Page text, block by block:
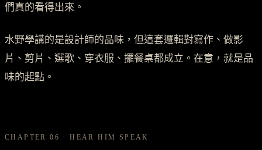
們真的看得出來。
水野學講的是設計師的品味，但這套邏輯對寫作、做影
片、剪片、選歌、穿衣服、擺餐桌都成立。在意，就是品
味的起點。
CHAPTER 06 · HEAR HIM SPEAK